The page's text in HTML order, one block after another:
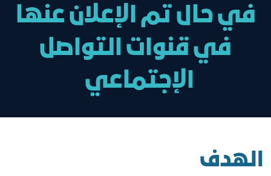
في حال تم الإعلان عنها
في قنوات التواصل
الإجتماعي
الهدف